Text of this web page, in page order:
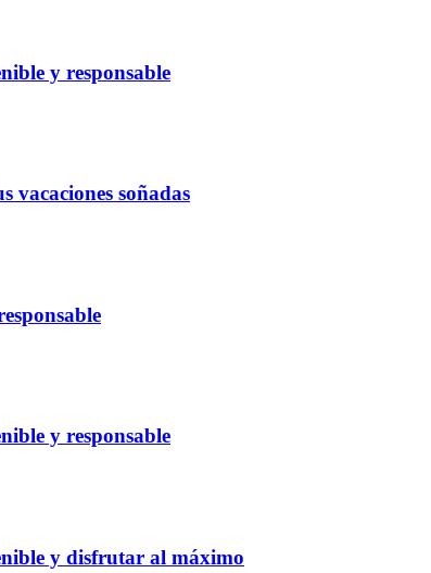
y responsable
vacaciones soñadas
y responsable
y disfrutar al máximo